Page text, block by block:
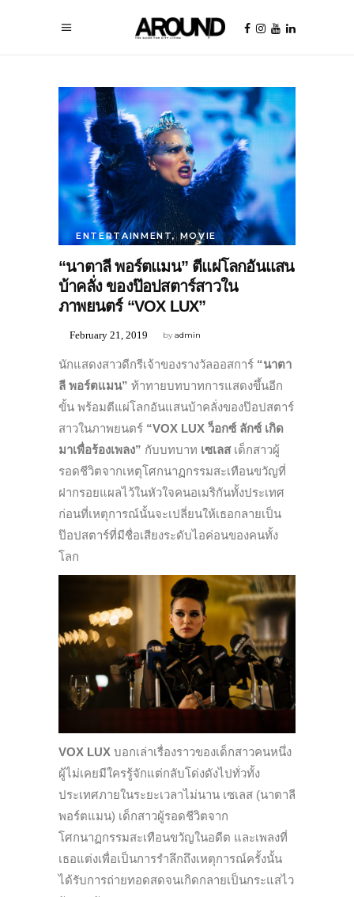
ENTERTAINMENT,MOVIE
“นาตาลี พอร์ตแมน” ตีแผ่โลกอันแสน
บ้าคลั่ง ของป๊อปสตาร์สาวใน
ภาพยนตร์ “VOX LUX”
byadmin
February 21, 2019
นักแสดงสาวดีกรีเจ้าของรางวัลออสการ์ “นาตา
ลี พอร์ตแมน” ท้าทายบทบาทการแสดงขึ้นอีก
ขั้น พร้อมตีแผ่โลกอันแสนบ้าคลั่งของป๊อปสตาร์
สาวในภาพยนตร์ “VOX LUX ว็อกซ์ ลักซ์ เกิด
มาเพื่อร้องเพลง” กับบทบาท เซเลสเด็กสาวผู้
รอดชีวิตจากเหตุโศกนาฏกรรมสะเทือนขวัญที่
ฝากรอยแผลไว้ในหัวใจคนอเมริกันทั้งประเทศ
ก่อนที่เหตุการณ์นั้นจะเปลี่ยนให้เธอกลายเป็น
ป๊อปสตาร์ที่มีชื่อเสียงระดับไอค่อนของคนทั้ง
โลก
VOX LUX บอกเล่าเรื่องราวของเด็กสาวคนหนึ่ง
ผู้ไม่เคยมีใครรู้จักแต่กลับโด่งดังไปทั่วทั้ง
ประเทศภายในระยะเวลาไม่นาน เซเลส (นาตาลี
พอร์ตแมน) เด็กสาวผู้รอดชีวิตจาก
โศกนาฏกรรมสะเทือนขวัญในอดีต และเพลงที่
เธอแต่งเพื่อเป็นการรำลึกถึงเหตุการณ์ครั้งนั้น
ได้รับการถ่ายทอดสดจนเกิดกลายเป็นกระแสไว